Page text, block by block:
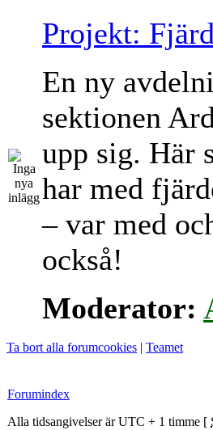
Projekt:
En ny
sektionen
upp sig. Här
har med
– var med
också!
Moderator:
Ta bort alla forumcookies | Teamet
Forumindex
Alla tidsangivelser är UTC + 1 timme [